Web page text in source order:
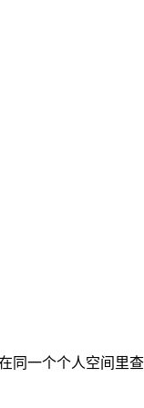
同一个个人空间里查